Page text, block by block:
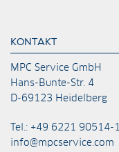
KONTAKT
MPC Service GmbH
Hans-Bunte-Str. 4
D-69123 Heidelberg
Tel.: +49 6221 90514-
info@mpcservice.com